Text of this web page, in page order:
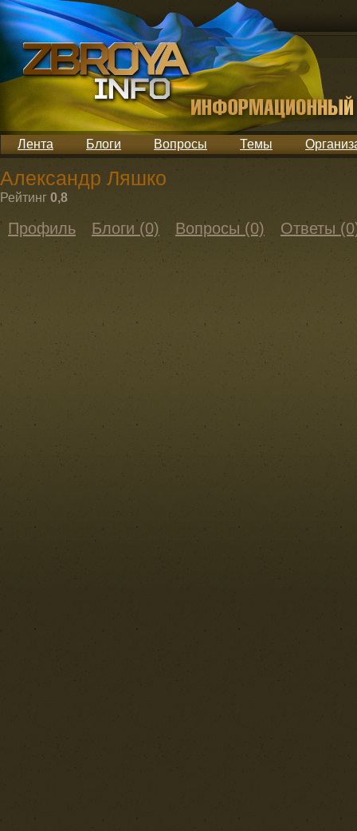
Лента Блоги Вопросы Темы
Александр Ляшко
Рейтинг 0,8
Профиль Блоги (0) Вопросы (0) Ответы